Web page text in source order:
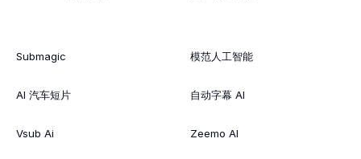
Submagic
AI 汽车短片
Vsub Ai
模范人工智能
自动字幕 AI
Zeemo AI